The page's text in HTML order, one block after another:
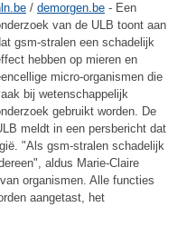
/ demorgen.be - Een
van de ULB toont aan
gsm-stralen een schadelijk
hebben op mieren en
micro-organismen die
bij wetenschappelijk
gebruikt worden. De
meldt in een persbericht dat
"Als gsm-stralen schadelijk
aldus Marie-Claire
organismen. Alle functies
aangetast, het